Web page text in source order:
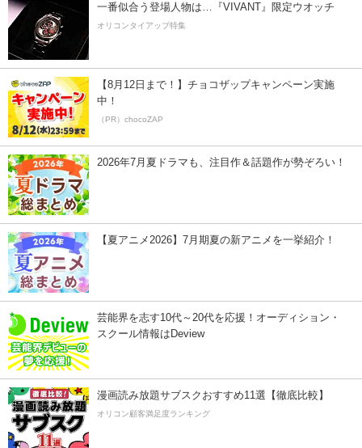
一番似合う登場人物は…『VIVANT』限定ウオッチ
オリコンタイアップ特集
【8月12日まで！】チョコザップキャンペーン実施
中！
（PR）chocoZAP
2026年7月夏ドラマも、注目作＆話題作が勢ぞろい！
【夏アニメ2026】7月期夏の新アニメを一挙紹介！
芸能界を志す10代～20代を応援！オーディション・
スクール情報はDeview
漫画読み放題サブスクおすすめ11選【徹底比較】
オリコン顧客満足度ランキング